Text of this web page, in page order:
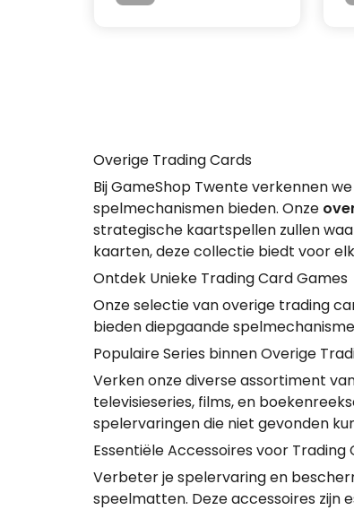
Overige Trading Cards
Bij GameShop Twente verkennen
spelmechanismen bieden. Onze
strategische kaartspellen zullen
kaarten, deze collectie biedt voor
Ontdek Unieke Trading Card Games
Onze selectie van overige trading
bieden diepgaande
Populaire Series binnen Overige
Verken onze diverse assortiment
televisieseries, films, en
spelervaringen die niet gevonden
Essentiële Accessoires voor Trading
Verbeter je spelervaring en
speelmatten. Deze accessoires zijn